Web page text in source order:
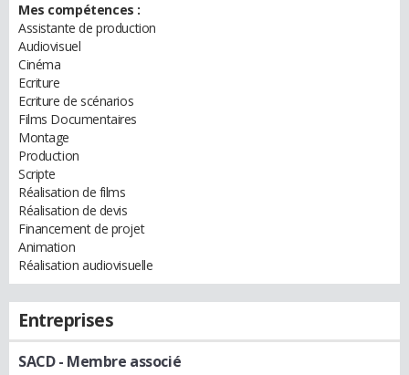
Mes compétences :
Assistante de production
Audiovisuel
Cinéma
Ecriture
Ecriture de scénarios
Films Documentaires
Montage
Production
Scripte
Réalisation de films
Réalisation de devis
Financement de projet
Animation
Réalisation audiovisuelle
Entreprises
SACD- Membre associé